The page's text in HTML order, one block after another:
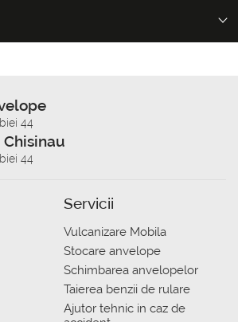
44
44
Servicii
Vulcanizare Mobila
Stocare anvelope
Schimbarea anvelopelor
Taierea benzii de rulare
Ajutor tehnic in caz de